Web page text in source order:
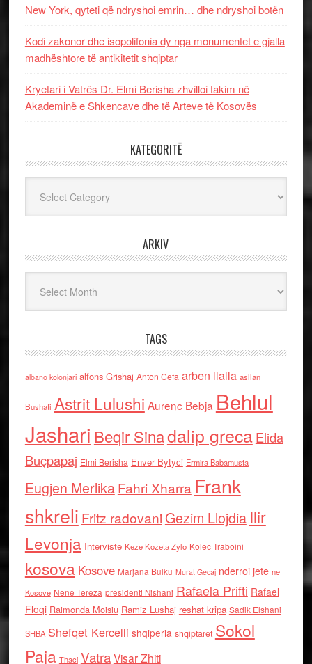
New York, qyteti që ndryshoi emrin… dhe ndryshoi botën
Kodi zakonor dhe isopolifonia dy nga monumentet e gjalla
madhështore të antikitetit shqiptar
Kryetari i Vatrës Dr. Elmi Berisha zhvilloi takim në
Akademinë e Shkencave dhe të Arteve të Kosovës
KATEGORITË
ARKIV
TAGS
albano kolonjari alfons Grishaj Anton Cefa arben llalla asllan
Bushati Astrit Lulushi Aurenc Bebja Behlul
Jashari Beqir Sinadalip grecaElida
Buçpapaj Elmi Berisha Enver Bytyci Ermira Babamusta
Eugjen MerlikaFahri Xharra Frank
shkreli Fritz radovaniGezim Llojdia Ilir
Levonja Interviste Keze Kozeta Zylo Kolec Traboini
kosova Kosove Marjana Bulku Murat Gecaj nderroi jete ne
Kosove Nene Tereza presidenti Nishani Rafaela Prifti Rafael
Floqi Raimonda Moisiu Ramiz Lushaj reshat kripa Sadik Elshani
SHBA Shefqet Kercelli shqiperia shqiptaret Sokol
Paja Thaci VatraVisar Zhiti